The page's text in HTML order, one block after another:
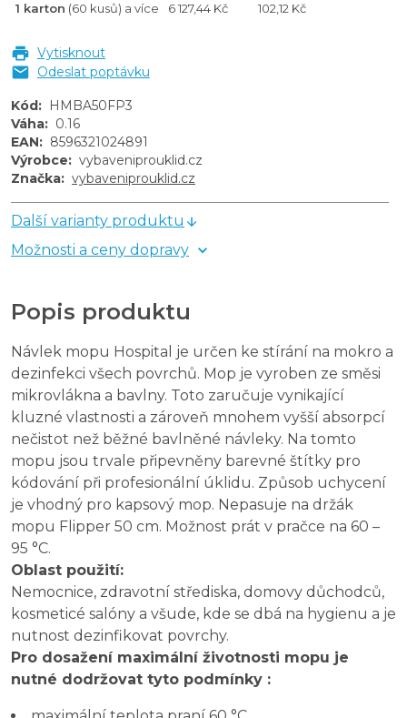
1 karton (60 kusů) a více 6 127,44 Kč 102,12 Kč
Vytisknout
Odeslat poptávku
Kód: HMBA50FP3
Váha: 0.16
EAN: 8596321024891
Výrobce: vybaveniprouklid.cz
Značka: vybaveniprouklid.cz
Další varianty produktu
Možnosti a ceny dopravy
Popis produktu
Návlek mopu Hospital je určen ke stírání na mokro a
dezinfekci všech povrchů. Mop je vyroben ze směsi
mikrovlákna a bavlny. Toto zaručuje vynikající
kluzné vlastnosti a zároveň mnohem vyšší absorpcí
nečistot než běžné bavlněné návleky. Na tomto
mopu jsou trvale připevněny barevné štítky pro
kódování při profesionální úklidu. Způsob uchycení
je vhodný pro kapsový mop. Nepasuje na držák
mopu Flipper 50 cm. Možnost prát v pračce na 60 –
95 °C.
Oblast použití:
Nemocnice, zdravotní střediska, domovy důchodců,
kosmeticé salóny a všude, kde se dbá na hygienu a je
nutnost dezinfikovat povrchy.
Pro dosažení maximální životnosti mopu je
nutné dodržovat tyto podmínky :